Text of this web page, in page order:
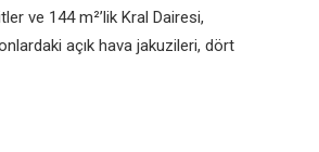
ve 144 m²’lik Kral Dairesi,
açık hava jakuzileri, dört